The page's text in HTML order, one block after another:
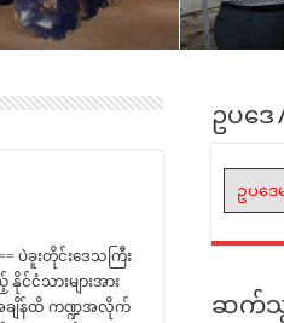
ပဲခူးတိုင်းဒေသကြီး
ငံသားများအား
ရီအချိန်ထိ ကဏ္ဍအလိုက်
ဥပဒေ
ဥပဒေ
ဆက်သွ